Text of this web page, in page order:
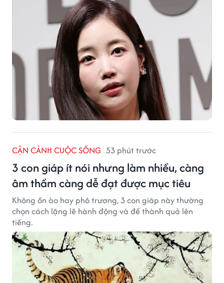
CẬN CẢNH CUỘC SỐNG 53 phút trước
3 con giáp ít nói nhưng làm nhiều, càng
âm thầm càng dễ đạt được mục tiêu
Không ồn ào hay phô trương, 3 con giáp này thường
chọn cách lặng lẽ hành động và để thành quả lên
tiếng.